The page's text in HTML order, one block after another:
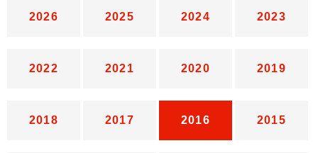
2026 2025 2024 2023
2022 2021 2020 2019
2018 2017 2016 2015